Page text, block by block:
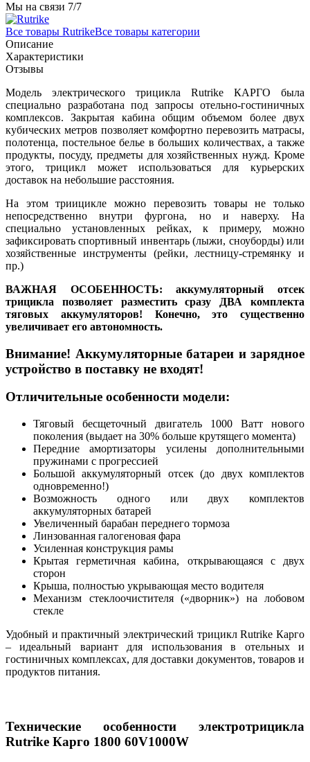
Мы на связи 7/7
Все товары RutrikeВсе товары категории
Описание
Характеристики
Отзывы
Модель электрического трицикла Rutrike КАРГО была
специально разработана под запросы отельно-гостиничных
комплексов. Закрытая кабина общим объемом более двух
кубических метров позволяет комфортно перевозить матрасы,
полотенца, постельное белье в больших количествах, а также
продукты, посуду, предметы для хозяйственных нужд. Кроме
этого, трицикл может использоваться для курьерских
доставок на небольшие расстояния.
На этом триицикле можно перевозить товары не только
непосредственно внутри фургона, но и наверху. На
специально установленных рейках, к примеру, можно
зафиксировать спортивный инвентарь (лыжи, сноуборды) или
хозяйственные инструменты (рейки, лестницу-стремянку и
пр.)
ВАЖНАЯ ОСОБЕННОСТЬ: аккумуляторный отсек
трицикла позволяет разместить сразу ДВА комплекта
тяговых аккумуляторов! Конечно, это существенно
увеличивает его автономность.
Внимание! Аккумуляторные батареи и зарядное
устройство в поставку не входят!
Отличительные особенности модели:
Тяговый бесщеточный двигатель 1000 Ватт нового
поколения (выдает на 30% больше крутящего момента)
Передние амортизаторы усилены дополнительными
пружинами с прогрессией
Большой аккумуляторный отсек (до двух комплектов
одновременно!)
Возможность одного или двух комплектов
аккумуляторных батарей
Увеличенный барабан переднего тормоза
Линзованная галогеновая фара
Усиленная конструкция рамы
Крытая герметичная кабина, открывающаяся с двух
сторон
Крыша, полностью укрывающая место водителя
Механизм стеклоочистителя («дворник») на лобовом
стекле
Удобный и практичный электрический трицикл Rutrike Карго
– идеальный вариант для использования в отельных и
гостиничных комплексах, для доставки документов, товаров и
продуктов питания.
Технические особенности электротрицикла
Rutrike Карго 1800 60V1000W